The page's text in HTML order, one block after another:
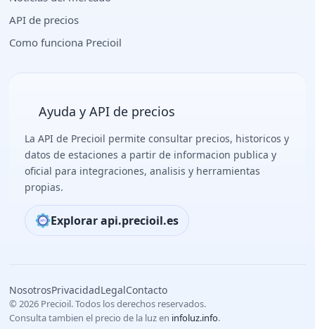
API de precios
Como funciona Precioil
Ayuda y API de precios
La API de Precioil permite consultar precios, historicos y
datos de estaciones a partir de informacion publica y
oficial para integraciones, analisis y herramientas
propias.
Explorar api.precioil.es
NosotrosPrivacidadLegalContacto
© 2026 Precioil. Todos los derechos reservados.
Consulta tambien el precio de la luz en infoluz.info.